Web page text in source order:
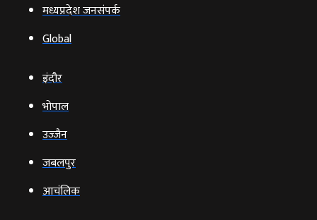
मध्यप्रदेश जनसंपर्क
Global
इंदौर
भोपाल
उज्‍जैन
जबलपुर
आचंलिक